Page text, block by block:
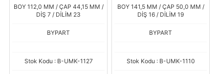
BOY 112,0 MM / ÇAP 44,15 MM /
DİŞ 7 / DİLİM 23
BYPART
Stok Kodu : B-UMK-1127
D7 SERISI
BOY 141,5 MM / ÇAP 50,0 MM /
DİŞ 16 / DİLİM 19
BYPART
Stok Kodu : B-UMK-1110